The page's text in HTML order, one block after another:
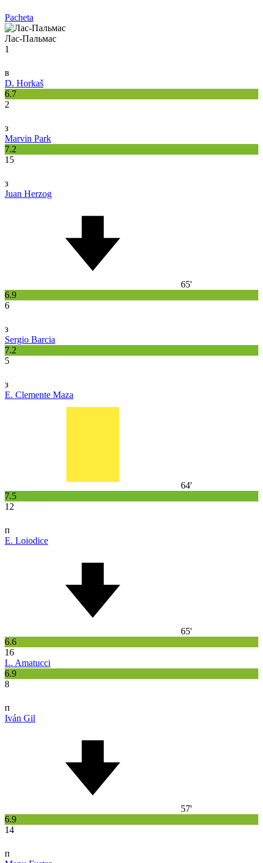
Pacheta
Лас-Пальмас
1
в
D. Horkaš
6.7
2
з
Marvin Park
7.2
15
з
Juan Herzog
65'
6.9
6
з
Sergio Barcia
7.2
5
з
E. Clemente Maza
64'
7.5
12
п
E. Loiodice
65'
6.6
16
L. Amatucci
6.9
8
п
Iván Gil
57'
6.9
14
п